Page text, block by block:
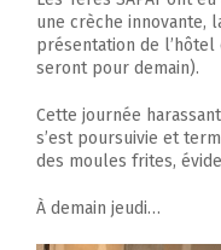
une crèche innovante,
présentation de
seront pour demain).
Cette journée
s’est poursuivie et
des moules frites,
À demain jeudi…